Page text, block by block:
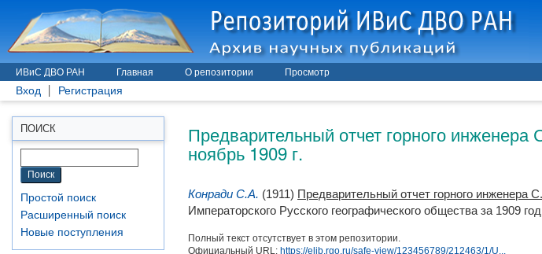
ИВиС ДВО РАН Главная О репозитории Просмотр
Вход Регистрация
ПОИСК
Простой поиск
Расширенный поиск
Новые поступления
Предварительный отчет горного
ноябрь 1909 г.
Конради С.А. (1911) Предварительный отчет горного инженера
Императорского Русского географического общества за 1909
Полный текст отсутствует в этом репозитории.
Официальный URL: https://elib.rgo.ru/safe-view/123456789/212463/1/U...